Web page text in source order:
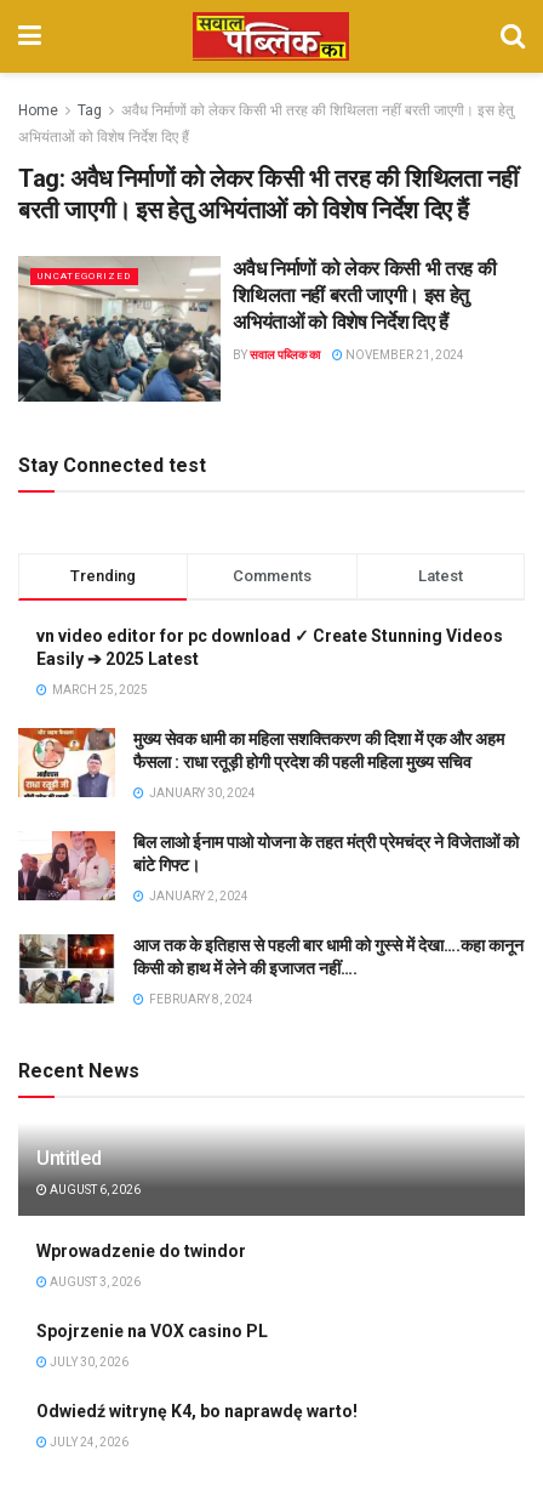
Home Tag
अवैध निर्माणों को लेकर किसी भी तरह की शिथिलता नहीं बरती जाएगी। इस हेतु
अभियंताओं को विशेष निर्देश दिए हैं
Tag: अवैध निर्माणों को लेकर किसी भी तरह की शिथिलता नहीं
बरती जाएगी। इस हेतु अभियंताओं को विशेष निर्देश दिए हैं
UNCATEGORIZED
अवैध निर्माणों को लेकर किसी भी तरह की
शिथिलता नहीं बरती जाएगी। इस हेतु
अभियंताओं को विशेष निर्देश दिए हैं
BYसवाल पब्लिक का NOVEMBER 21, 2024
Stay Connected test
Trending Comments Latest
vn video editor for pc download ✓ Create Stunning Videos
Easily ➔ 2025 Latest
MARCH 25, 2025
मुख्य सेवक धामी का महिला सशक्तिकरण की दिशा में एक और अहम
फैसला : राधा रतूड़ी होगी प्रदेश की पहली महिला मुख्य सचिव
JANUARY 30, 2024
बिल लाओ ईनाम पाओ योजना के तहत मंत्री प्रेमचंद्र ने विजेताओं को
बांटे गिफ्ट।
JANUARY 2, 2024
आज तक के इतिहास से पहली बार धामी को गुस्से में देखा….कहा कानून
किसी को हाथ में लेने की इजाजत नहीं….
FEBRUARY 8, 2024
Recent News
Untitled
AUGUST 6, 2026
Wprowadzenie do twindor
AUGUST 3, 2026
Spojrzenie na VOX casino PL
JULY 30, 2026
Odwiedź witrynę K4, bo naprawdę warto!
JULY 24, 2026